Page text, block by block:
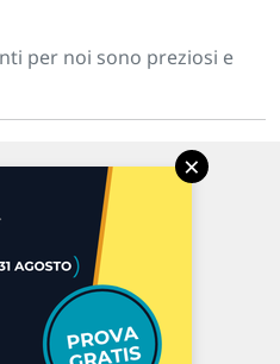
per noi sono preziosi e
38/A
460 401
siamo
×